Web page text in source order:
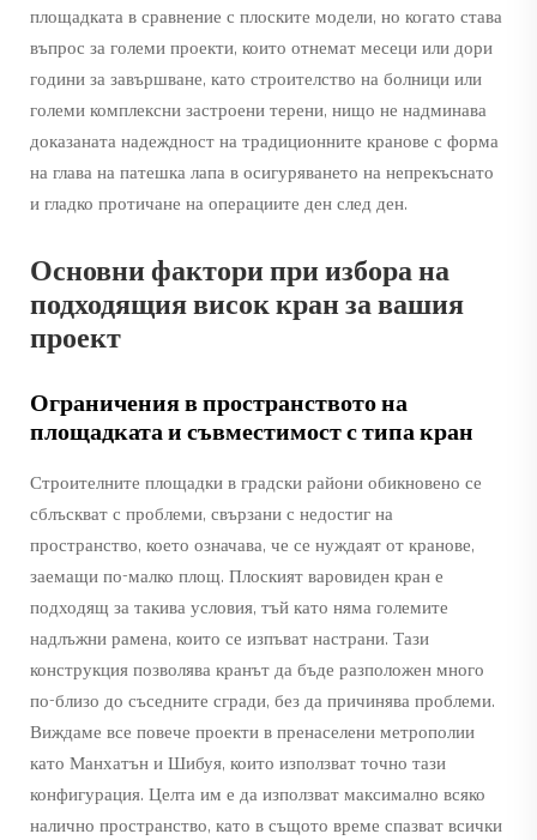
площадката в сравнение с плоските модели, но когато става
въпрос за големи проекти, които отнемат месеци или дори
години за завършване, като строителство на болници или
големи комплексни застроени терени, нищо не надминава
доказаната надеждност на традиционните кранове с форма
на глава на патешка лапа в осигуряването на непрекъснато
и гладко протичане на операциите ден след ден.
Основни фактори при избора на
подходящия висок кран за вашия
проект
Ограничения в пространството на
площадката и съвместимост с типа кран
Строителните площадки в градски райони обикновено се
сблъскват с проблеми, свързани с недостиг на
пространство, което означава, че се нуждаят от кранове,
заемащи по-малко площ. Плоският варовиден кран е
подходящ за такива условия, тъй като няма големите
надлъжни рамена, които се изпъват настрани. Тази
конструкция позволява кранът да бъде разположен много
по-близо до съседните сгради, без да причинява проблеми.
Виждаме все повече проекти в пренаселени метрополии
като Манхатън и Шибуя, които използват точно тази
конфигурация. Целта им е да използват максимално всяко
налично пространство, като в същото време спазват всички